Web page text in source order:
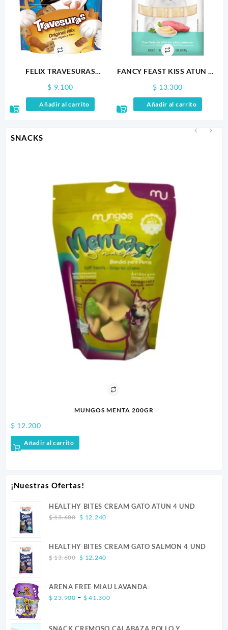
SNACKS
MUNGOS MENTA 200GR
$ 12.200
Añadir al carrito
¡Nuestras Ofertas!
HEALTHY BITES CREAM GATO ATUN 4 UND
$13.600 Original
$ 13.600.
$ 12.240Current
$ 12.240.
HEALTHY BITES CREAM GATO SALMON 4 UND
$13.600 Original
$ 13.600.
$ 12.240Current
$ 12.240.
ARENA FREE MIAU LAVANDA
$ 23.900 – $ 41.300Price
FELIX TRAVESURAS
$ 9.100
Añadir al carrito
FANCY FEAST KISS ATUN X4
$ 13.300
Añadir al carrito